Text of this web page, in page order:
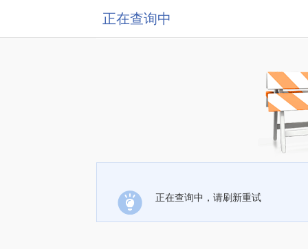
正在查询中
正在查询中，请刷新重试